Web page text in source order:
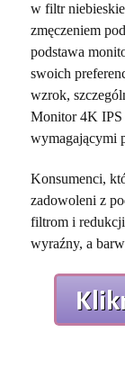
w filtr
zmęczeniem
podstawa
swoich
wzrok,
Monitor 4K IPS
wymagającymi
Konsumenci,
zadowoleni z
filtrom i redukcji
wyraźny, a